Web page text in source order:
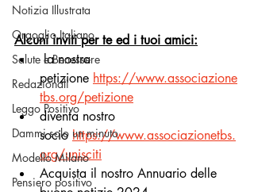
Notizia Illustrata
Orgoglio Italiano
Salute e Benessere
Redazionali
Leggo Positivo
Dammi solo un minuto
Modello Milano
Pensiero positivo
Alcuni inviti per te ed i tuoi amici:
la nostra
petizione https://www.associazione
tbs.org/petizione
diventa nostro
socio https://www.associazionetbs.
org/unisciti
Acquista il nostro Annuario delle